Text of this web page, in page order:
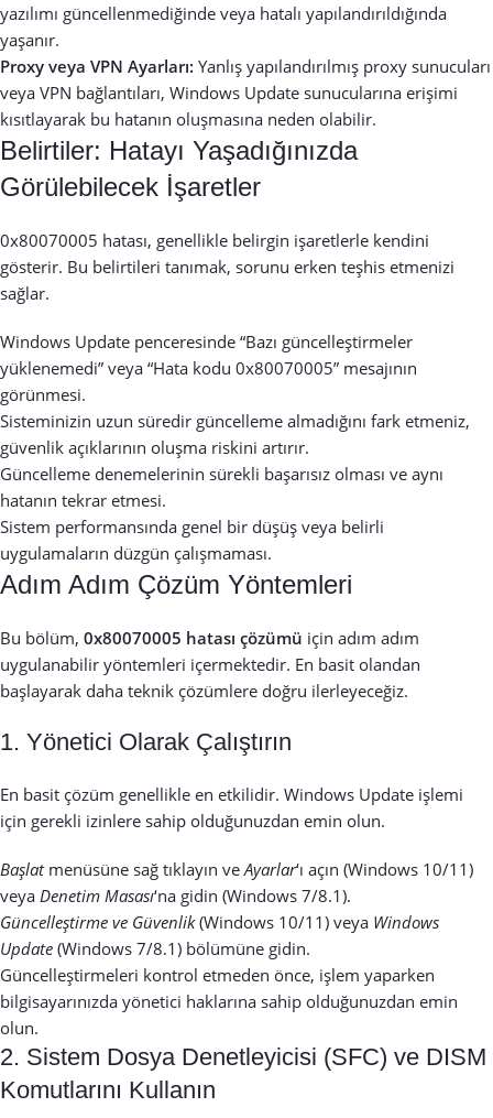
yazılımı güncellenmediğinde veya hatalı yapılandırıldığında
yaşanır.
Proxy veya VPN Ayarları: Yanlış yapılandırılmış proxy sunucuları
veya VPN bağlantıları, Windows Update sunucularına erişimi
kısıtlayarak bu hatanın oluşmasına neden olabilir.
Belirtiler: Hatayı Yaşadığınızda
Görülebilecek İşaretler
0x80070005 hatası, genellikle belirgin işaretlerle kendini
gösterir. Bu belirtileri tanımak, sorunu erken teşhis etmenizi
sağlar.
Windows Update penceresinde “Bazı güncelleştirmeler
yüklenemedi” veya “Hata kodu 0x80070005” mesajının
görünmesi.
Sisteminizin uzun süredir güncelleme almadığını fark etmeniz,
güvenlik açıklarının oluşma riskini artırır.
Güncelleme denemelerinin sürekli başarısız olması ve aynı
hatanın tekrar etmesi.
Sistem performansında genel bir düşüş veya belirli
uygulamaların düzgün çalışmaması.
Adım Adım Çözüm Yöntemleri
Bu bölüm, 0x80070005 hatası çözümü için adım adım
uygulanabilir yöntemleri içermektedir. En basit olandan
başlayarak daha teknik çözümlere doğru ilerleyeceğiz.
1. Yönetici Olarak Çalıştırın
En basit çözüm genellikle en etkilidir. Windows Update işlemi
için gerekli izinlere sahip olduğunuzdan emin olun.
Başlatmenüsüne sağ tıklayın ve Ayarlar‘ı açın (Windows 10/11)
veya Denetim Masası‘na gidin (Windows 7/8.1).
Güncelleştirme ve Güvenlik(Windows 10/11) veya Windows
Update (Windows 7/8.1) bölümüne gidin.
Güncelleştirmeleri kontrol etmeden önce, işlem yaparken
bilgisayarınızda yönetici haklarına sahip olduğunuzdan emin
olun.
2. Sistem Dosya Denetleyicisi (SFC) ve DISM
Komutlarını Kullanın